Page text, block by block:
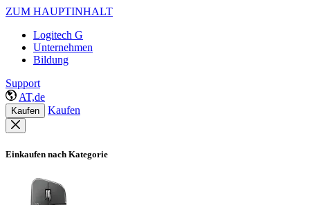
ZUM HAUPTINHALT
Logitech G
Unternehmen
Bildung
Support
AT,de
Kaufen Kaufen
Einkaufen nach Kategorie